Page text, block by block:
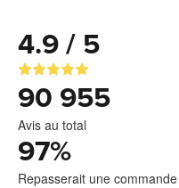
4.9 / 5
90 955
Avis au total
97%
Repasserait une commande